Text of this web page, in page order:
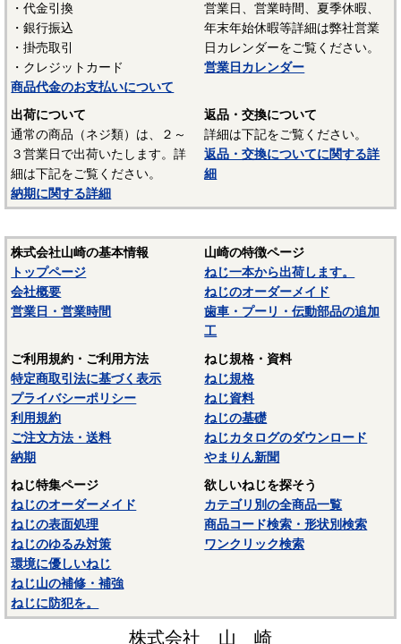
・代金引換
・銀行振込
・掛売取引
・クレジットカード
商品代金のお支払いについて
営業日、営業時間、夏季休暇、
年末年始休暇等詳細は弊社営業
日カレンダーをご覧ください。
営業日カレンダー
出荷について
通常の商品（ネジ類）は、２～
３営業日で出荷いたします。詳
細は下記をご覧ください。
納期に関する詳細
返品・交換について
詳細は下記をご覧ください。
返品・交換についてに関する詳
細
株式会社山崎の基本情報
トップページ
会社概要
営業日・営業時間
山崎の特徴ページ
ねじ一本から出荷します。
ねじのオーダーメイド
歯車・プーリ・伝動部品の追加
工
ご利用規約・ご利用方法
特定商取引法に基づく表示
プライバシーポリシー
利用規約
ご注文方法・送料
納期
ねじ規格・資料
ねじ規格
ねじ資料
ねじの基礎
ねじカタログのダウンロード
やまりん新聞
ねじ特集ページ
ねじのオーダーメイド
ねじの表面処理
ねじのゆるみ対策
環境に優しいねじ
ねじ山の補修・補強
ねじに防犯を。
欲しいねじを探そう
カテゴリ別の全商品一覧
商品コード検索・形状別検索
ワンクリック検索
株式会社 山 崎